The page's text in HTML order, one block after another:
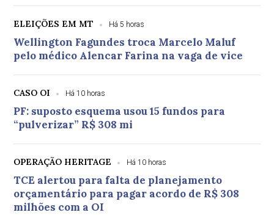
ELEIÇÕES EM MT Há 5 horas
Wellington Fagundes troca Marcelo Maluf
pelo médico Alencar Farina na vaga de vice
CASO OI Há 10 horas
PF: suposto esquema usou 15 fundos para
“pulverizar” R$ 308 mi
OPERAÇÃO HERITAGE Há 10 horas
TCE alertou para falta de planejamento
orçamentário para pagar acordo de R$ 308
milhões com a OI